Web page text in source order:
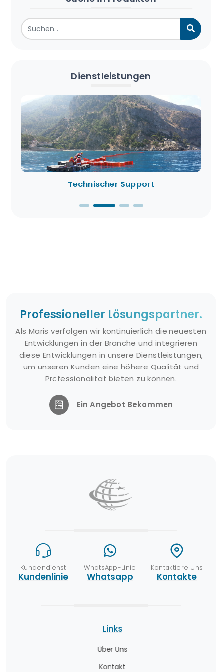
Dienstleistungen
Technischer Support
Professioneller Lösungspartner.
Als Maris verfolgen wir kontinuierlich die neuesten
Entwicklungen in der Branche und integrieren
diese Entwicklungen in unsere Dienstleistungen,
um unseren Kunden eine höhere Qualität und
Professionalität bieten zu können.
Ein Angebot Bekommen
Kundendienst
Kundenlinie
WhatsApp-Linie
Whatsapp
Kontaktiere Uns
Kontakte
Links
Über Uns
Kontakt